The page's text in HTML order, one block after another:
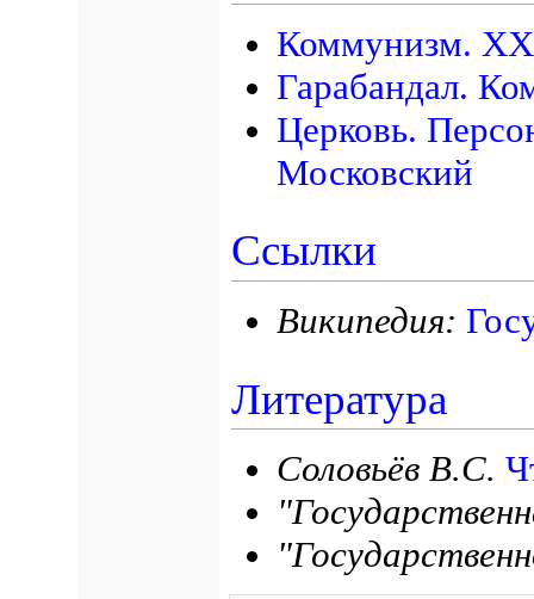
Коммунизм.
Гарабандал.
Церковь.
Московский
Ссылки
Википедия:
Литература
Соловьёв В.С.